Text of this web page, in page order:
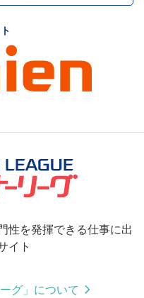
性を発揮できる仕事に出
イト
グ」について